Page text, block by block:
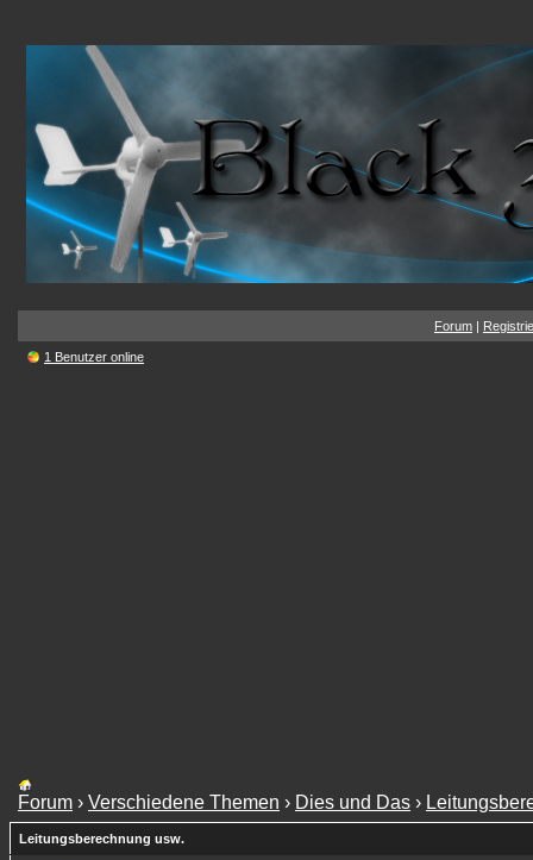
Forum |
1 Benutzer online
Forum › Verschiedene Themen › Dies und Das ›
Leitungsberechnung usw.